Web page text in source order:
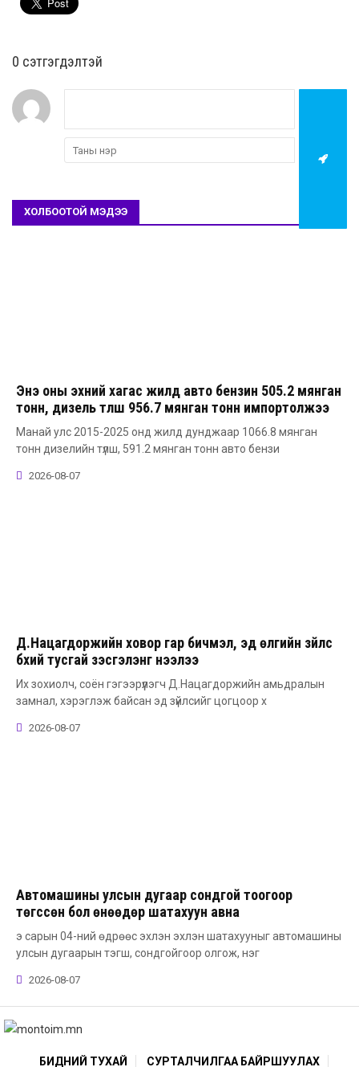
0 cэтгэгдэлтэй
ХОЛБООТОЙ МЭДЭЭ
Энэ оны эхний хагас жилд авто бензин 505.2 мянган
тонн, дизель түлш 956.7 мянган тонн импортолжээ
Манай улс 2015-2025 онд жилд дунджаар 1066.8 мянган
тонн дизелийн түлш, 591.2 мянган тонн авто бензи
2026-08-07
Д.Нацагдоржийн ховор гар бичмэл, эд өлгийн зүйлс
бүхий тусгай үзэсгэлэнг нээлээ
Их зохиолч, соён гэгээрүүлэгч Д.Нацагдоржийн амьдралын
замнал, хэрэглэж байсан эд зүйлсийг цогцоор х
2026-08-07
Автомашины улсын дугаар сондгой тоогоор
төгссөн бол өнөөдөр шатахуун авна
э сарын 04-ний өдрөөс эхлэн эхлэн шатахууныг автомашины
улсын дугаарын тэгш, сондгойгоор олгож, нэг
2026-08-07
БИДНИЙ ТУХАЙ СУРТАЛЧИЛГАА БАЙРШУУЛАХ